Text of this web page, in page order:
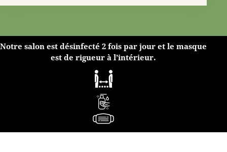
Notre salon est désinfecté 2 fois par jour et le masque
est de rigueur à l’intérieur.